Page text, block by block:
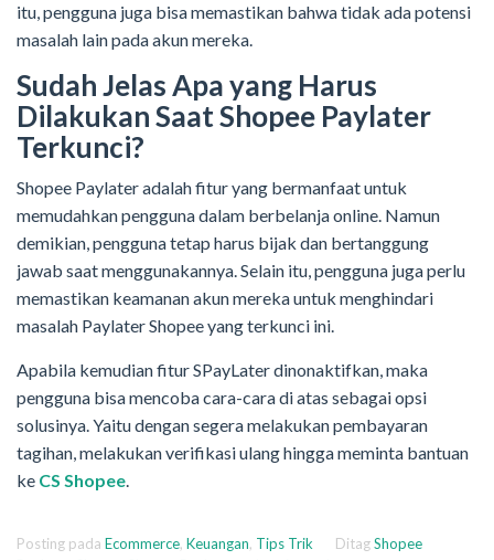
itu, pengguna juga bisa memastikan bahwa tidak ada potensi
masalah lain pada akun mereka.
Sudah Jelas Apa yang Harus
Dilakukan Saat Shopee Paylater
Terkunci?
Shopee Paylater adalah fitur yang bermanfaat untuk
memudahkan pengguna dalam berbelanja online. Namun
demikian, pengguna tetap harus bijak dan bertanggung
jawab saat menggunakannya. Selain itu, pengguna juga perlu
memastikan keamanan akun mereka untuk menghindari
masalah Paylater Shopee yang terkunci ini.
Apabila kemudian fitur SPayLater dinonaktifkan, maka
pengguna bisa mencoba cara-cara di atas sebagai opsi
solusinya. Yaitu dengan segera melakukan pembayaran
tagihan, melakukan verifikasi ulang hingga meminta bantuan
ke CS Shopee.
Posting pada Ecommerce, Keuangan, Tips Trik DitagShopee